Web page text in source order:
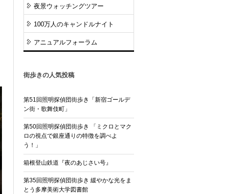
夜景ウォッチングツアー
100万人のキャンドルナイト
アニュアルフォーラム
街歩きの人気投稿
第51回照明探偵団街歩き「新宿ゴールデ
ン街・歌舞伎町」
第50回照明探偵団街歩き 「ミクロとマク
ロの視点で銀座通りの特徴を調べよ
う！」
箱根登山鉄道『夜のあじさい号』
第35回照明探偵団街歩き 緩やかな光をま
とう多摩美術大学図書館